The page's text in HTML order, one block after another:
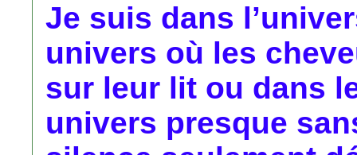
Je suis dans
univers où les
sur leur lit ou dans
univers presque